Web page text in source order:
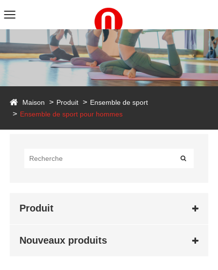
Maison Produit
Ensemble de sport
Ensemble de sport pour hommes
Produit
Nouveaux produits